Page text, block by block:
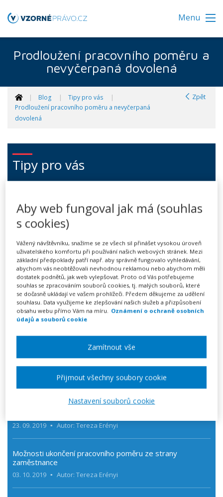
Menu
Prodloužení pracovního poměru a
nevyčerpaná dovolená
Blog
Tipy pro vás
Prodloužení pracovního poměru a nevyčerpaná
dovolená
Zpět
Tipy pro vás
Podnikání
Ochrana osobních údajů
Rodina
Nemovitosti
Tipy pro vás
Aktuality
Všechny články
DALŠÍ ČLÁNKY Z KATEGORIE
Tipy pro vás
23. 09. 2019 Autor: Tereza Erényi
Možnosti ukončení pracovního poměru ze strany
zaměstnance
03. 10. 2019 Autor: Tereza Erényi
Aby web fungoval jak má (souhlas
s cookies)
Vážený návštěvníku, snažíme se ze všech sil přinášet vysokou úroveň
uživatelského komfortu při používání našich webových stránek. Mezi
základní předpoklady patří např. aby správně fungovalo vyhledávání,
abychom vás neobtěžovali nevhodnou reklamou nebo abychom měli
dostatek podnětů, jak web vylepšovat. Proto od Vás potřebujeme
souhlas se zpracováním souborů cookies, tj. malých souborů, které
se dočasně ukládají ve vašem prohlížeči. Předem děkujeme za udělení
souhlasu. Data využijeme ke zlepšování našich služeb a přizpůsobení
obsahu webu přímo Vám na míru. Oznámení o ochraně osobních
údajů a souborů cookie
Nastavení souborů cookie
Zamítnout vše
Přijmout všechny soubory cookie